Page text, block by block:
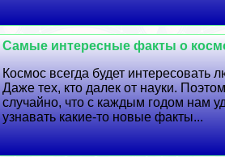
Самые интересные факты о
Космос всегда будет интересовать
Даже тех, кто далек от науки.
случайно, что с каждым годом нам
узнавать какие-то новые факты...